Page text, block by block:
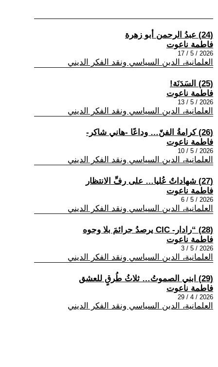
(24) عبدُ الرحمن أبو زهرة
فاطمة ناعوت
2026 / 5 / 17
العلمانية، الدين السياسي ونقد الفكر الديني
(25) السَدَنَة!
فاطمة ناعوت
2026 / 5 / 13
العلمانية، الدين السياسي ونقد الفكر الديني
(26) كرامةُ الفنّ… وداعًا -هاني شاكر-
فاطمة ناعوت
2026 / 5 / 10
العلمانية، الدين السياسي ونقد الفكر الديني
(27) شهاداتٌ عُليا… على رفِّ الانتظار
فاطمة ناعوت
2026 / 5 / 6
العلمانية، الدين السياسي ونقد الفكر الديني
(28) “رادار- CIC يرصدُ جرائمَ بلا وجوه
فاطمة ناعوت
2026 / 5 / 3
العلمانية، الدين السياسي ونقد الفكر الديني
(29) ابني الصموتُ… ثلاثُ طُرقٍ للعشق
فاطمة ناعوت
2026 / 4 / 29
العلمانية، الدين السياسي ونقد الفكر الديني